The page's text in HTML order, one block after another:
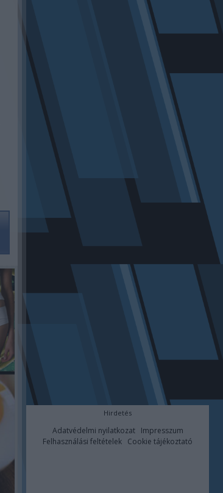
Hirdetés
Adatvédelmi nyilatkozat Impresszum
Felhasználási feltételek Cookie tájékoztató